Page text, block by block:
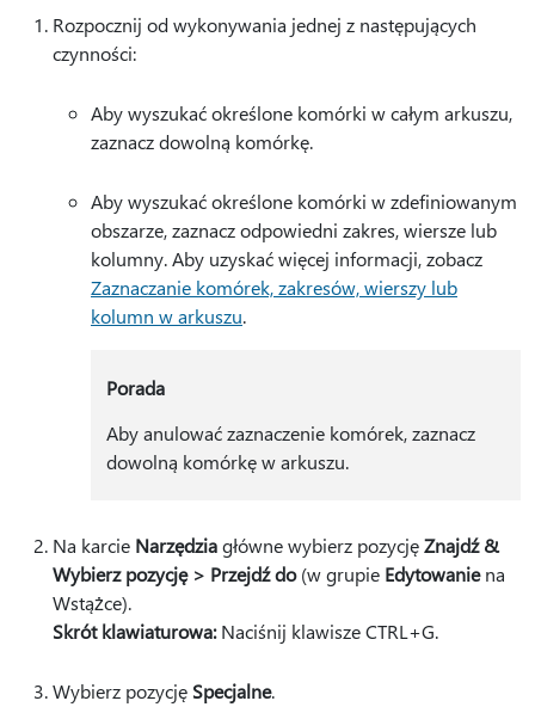
Rozpocznij od wykonywania jednej z następujących
czynności:
Aby wyszukać określone komórki w całym arkuszu,
zaznacz dowolną komórkę.
Aby wyszukać określone komórki w zdefiniowanym
obszarze, zaznacz odpowiedni zakres, wiersze lub
kolumny. Aby uzyskać więcej informacji, zobacz
Zaznaczanie komórek, zakresów, wierszy lub
kolumn w arkuszu.
Porada
Aby anulować zaznaczenie komórek, zaznacz
dowolną komórkę w arkuszu.
Na karcie Narzędziagłówne wybierz pozycjęZnajdź &
Wybierz pozycję > Przejdź do(w grupie Edytowaniena
Wstążce).
Skrót klawiaturowa:Naciśnij klawisze CTRL+G.
Wybierz pozycję Specjalne.